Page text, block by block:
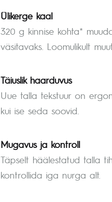
Ülikerge kaal
320 g kinnise kohta*
väsitavaks. Loomulikult
Täiuslik haarduvus
Uue talla tekstuur on
kui ise seda soovid.
Mugavus ja kontroll
Täpselt häälestatud talla
kontrollida iga nurga alt.